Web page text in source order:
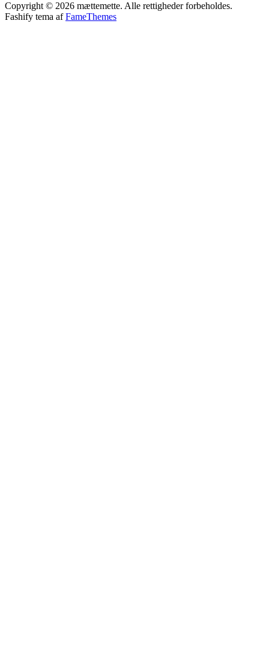
Copyright © 2026 mættemette. Alle rettigheder forbeholdes.
Fashify tema afFameThemes